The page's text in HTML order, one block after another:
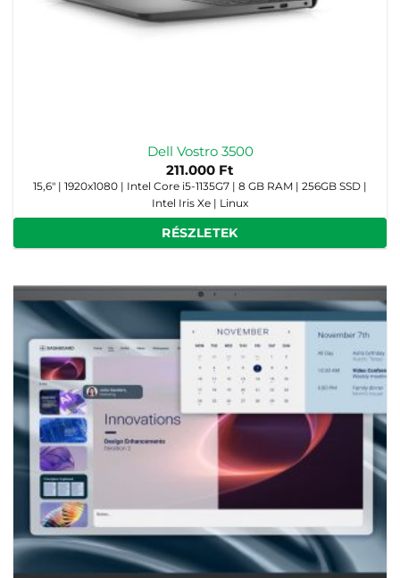
Dell Vostro 3500
211.000 Ft
15,6" | 1920x1080 | Intel Core i5-1135G7 | 8 GB RAM | 256GB SSD |
Intel Iris Xe | Linux
RÉSZLETEK